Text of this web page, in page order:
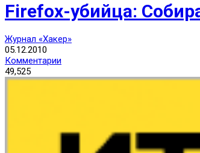
Firefox-убийца:
Журнал «Хакер»
05.12.2010
Комментарии
49,525